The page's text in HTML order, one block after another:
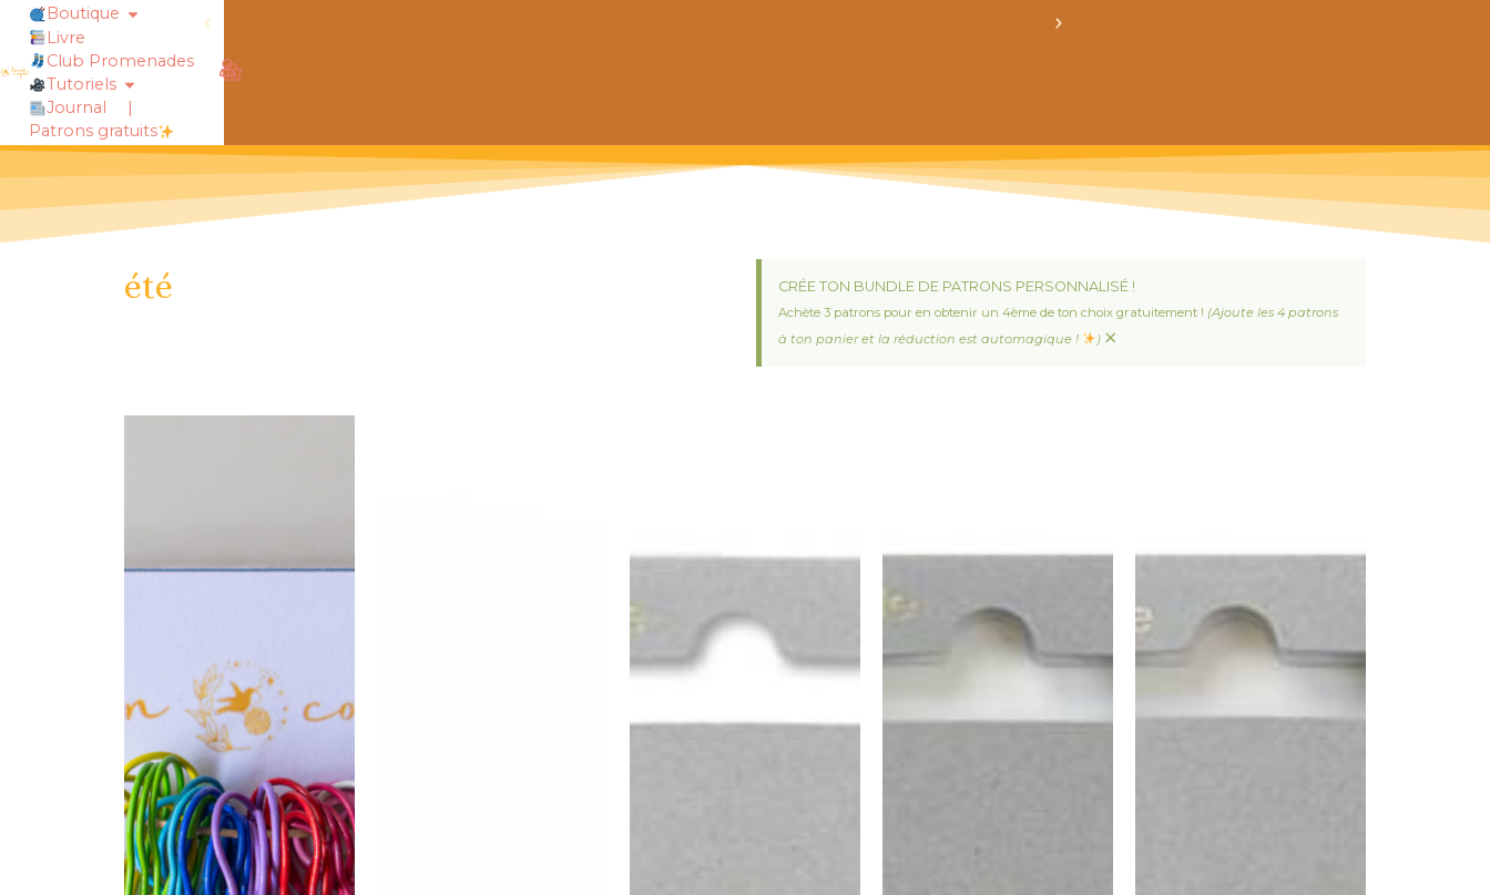
Boutique
Livre
Club Promenades
Tutoriels
Journal
|
Patrons gratuits
été CRÉE TON BUNDLE DE PATRONS PERSONNALISÉ !
Achète 3 patrons pour en obtenir un 4ème de ton choix gratuitement ! (Ajoute les 4 patrons
à ton panier et la réduction est automagique !
) ×